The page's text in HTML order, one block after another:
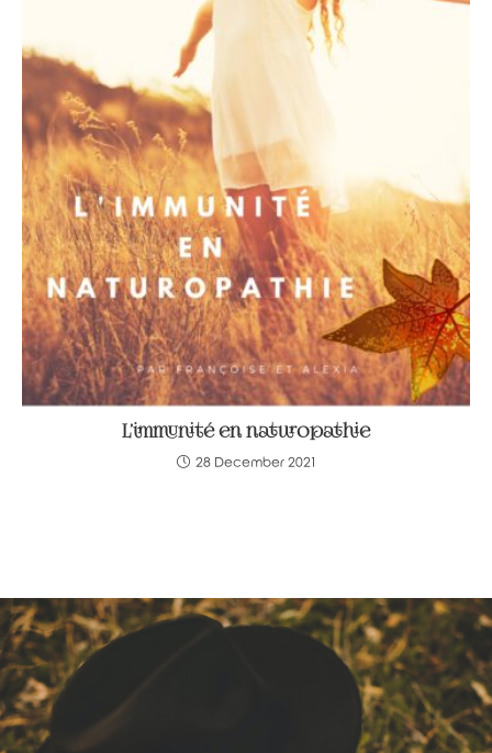
L’immunité en naturopathie
28 December 2021